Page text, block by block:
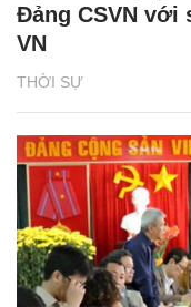
THỜI SỰ
Đảng CSVN với
VN